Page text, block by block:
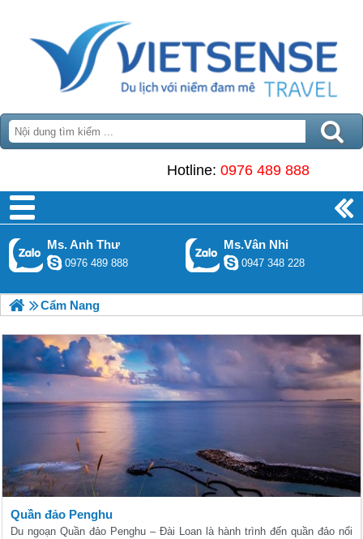
Hotline: 0976 489 888
Ms. Anh Thư
0976 489 888
Ms.Vân Nhi
0947 348 228
Cẩm Nang
Quần đảo Penghu
Du ngoạn Quần đảo Penghu – Đài Loan là hành trình đến quần đảo nổi